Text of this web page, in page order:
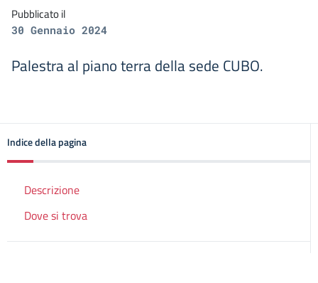
Pubblicato il
30 Gennaio 2024
Palestra al piano terra della sede CUBO.
Indice della pagina
Descrizione
Dove si trova